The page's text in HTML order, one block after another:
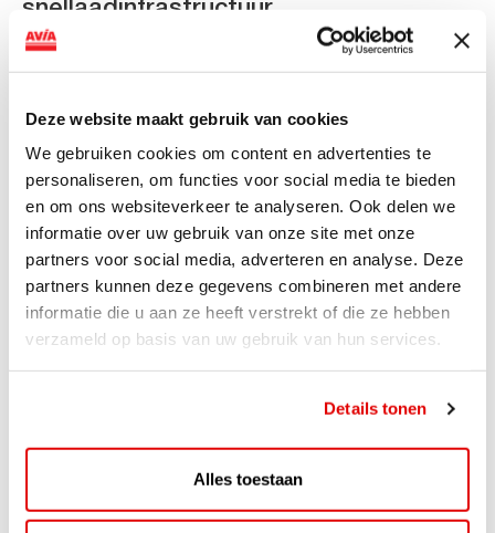
Deze website maakt gebruik van cookies
We gebruiken cookies om content en advertenties te
personaliseren, om functies voor social media te bieden
en om ons websiteverkeer te analyseren. Ook delen we
informatie over uw gebruik van onze site met onze
partners voor social media, adverteren en analyse. Deze
partners kunnen deze gegevens combineren met andere
informatie die u aan ze heeft verstrekt of die ze hebben
verzameld op basis van uw gebruik van hun services.
Details tonen
Alles toestaan
snellaadinfrastructuur
AVIA VOLT en Fletcher Hotels starten landelijke uitrol
Lees verder
ViaAVIA Super Deal: 20% korting bij